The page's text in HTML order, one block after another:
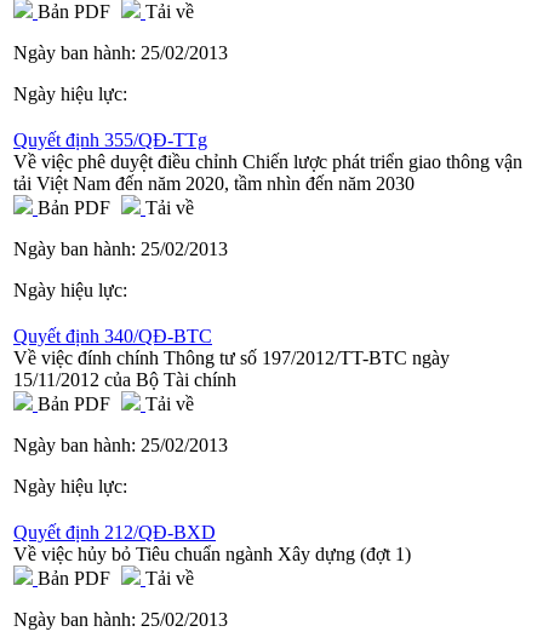
Bản PDF
Tải về
Ngày ban hành: 25/02/2013
Ngày hiệu lực:
Quyết định 355/QĐ-TTg
Về việc phê duyệt điều chỉnh Chiến lược phát triển giao thông vận
tải Việt Nam đến năm 2020, tầm nhìn đến năm 2030
Bản PDF
Tải về
Ngày ban hành: 25/02/2013
Ngày hiệu lực:
Quyết định 340/QĐ-BTC
Về việc đính chính Thông tư số 197/2012/TT-BTC ngày
15/11/2012 của Bộ Tài chính
Bản PDF
Tải về
Ngày ban hành: 25/02/2013
Ngày hiệu lực:
Quyết định 212/QĐ-BXD
Về việc hủy bỏ Tiêu chuẩn ngành Xây dựng (đợt 1)
Bản PDF
Tải về
Ngày ban hành: 25/02/2013